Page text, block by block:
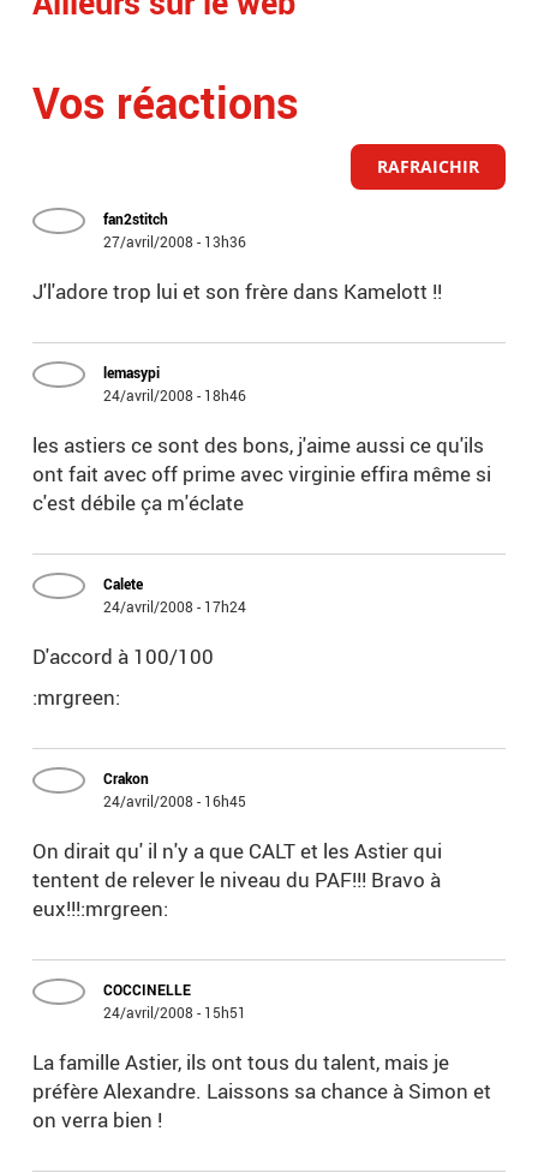
Vos réactions
RAFRAICHIR
fan2stitch
27/avril/2008 - 13h36
J'l'adore trop lui et son frère dans Kamelott !!
lemasypi
24/avril/2008 - 18h46
les astiers ce sont des bons, j'aime aussi ce qu'ils
ont fait avec off prime avec virginie effira même si
c'est débile ça m'éclate
Calete
24/avril/2008 - 17h24
D'accord à 100/100
:mrgreen:
Crakon
24/avril/2008 - 16h45
On dirait qu' il n'y a que CALT et les Astier qui
tentent de relever le niveau du PAF!!! Bravo à
eux!!!:mrgreen:
COCCINELLE
24/avril/2008 - 15h51
La famille Astier, ils ont tous du talent, mais je
préfère Alexandre. Laissons sa chance à Simon et
on verra bien !